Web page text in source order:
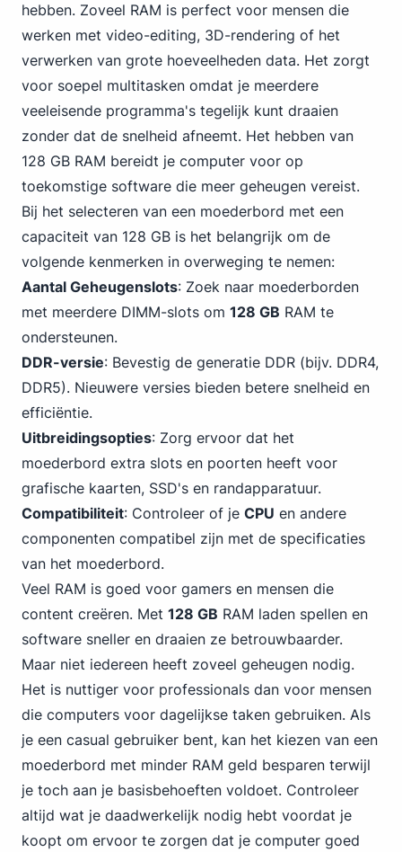
hebben. Zoveel RAM is perfect voor mensen die
werken met video-editing, 3D-rendering of het
verwerken van grote hoeveelheden data. Het zorgt
voor soepel multitasken omdat je meerdere
veeleisende programma's tegelijk kunt draaien
zonder dat de snelheid afneemt. Het hebben van
128 GB RAM bereidt je computer voor op
toekomstige software die meer geheugen vereist.
Bij het selecteren van een moederbord met een
capaciteit van 128 GB is het belangrijk om de
volgende kenmerken in overweging te nemen:
Aantal Geheugenslots: Zoek naar moederborden
met meerdere DIMM-slots om 128 GB RAM te
ondersteunen.
DDR-versie: Bevestig de generatie DDR (bijv. DDR4,
DDR5). Nieuwere versies bieden betere snelheid en
efficiëntie.
Uitbreidingsopties: Zorg ervoor dat het
moederbord extra slots en poorten heeft voor
grafische kaarten, SSD's en randapparatuur.
Compatibiliteit: Controleer of je CPU en andere
componenten compatibel zijn met de specificaties
van het moederbord.
Veel RAM is goed voor gamers en mensen die
content creëren. Met 128 GB RAM laden spellen en
software sneller en draaien ze betrouwbaarder.
Maar niet iedereen heeft zoveel geheugen nodig.
Het is nuttiger voor professionals dan voor mensen
die computers voor dagelijkse taken gebruiken. Als
je een casual gebruiker bent, kan het kiezen van een
moederbord met minder RAM geld besparen terwijl
je toch aan je basisbehoeften voldoet. Controleer
altijd wat je daadwerkelijk nodig hebt voordat je
koopt om ervoor te zorgen dat je computer goed